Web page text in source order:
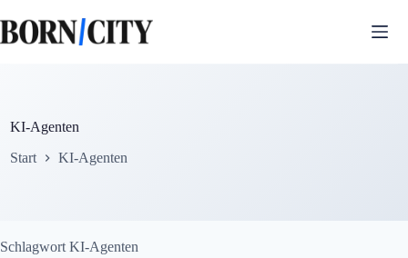
Inhalt
springen
KI-Agenten
Start KI-Agenten
Schlagwort KI-Agenten